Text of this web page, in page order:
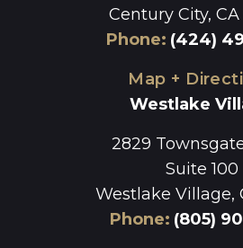
Century City,
Phone: (424)
Map +
Westlake
2829
Suite 100
Westlake Village,
Phone: (805)